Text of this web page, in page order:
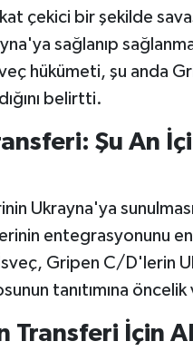
çekici bir şekilde
sağlanıp
hükümeti, şu anda
belirtti.
Şu An
Ukrayna'ya
entegrasyonunu
Gripen C/D'lerin
tanıtımına
İçin